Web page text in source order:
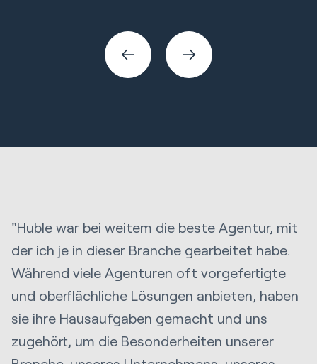
Website Design & Entwicklung
"Huble war bei weitem die beste Agentur, mit
der ich je in dieser Branche gearbeitet habe.
Während viele Agenturen oft vorgefertigte
und oberflächliche Lösungen anbieten, haben
sie ihre Hausaufgaben gemacht und uns
zugehört, um die Besonderheiten unserer